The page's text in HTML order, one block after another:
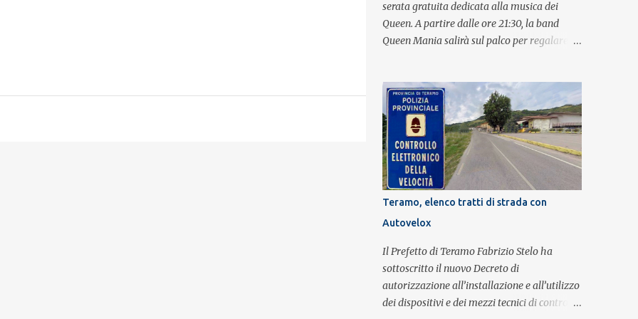
serata gratuita dedicata alla musica dei
Queen. A partire dalle ore 21:30, la band
Queen Mania salirà sul palco per regalare al
britannica. Nati nel 2007 e riconosciuti come
l'omaggio definitivo alla leggenda dei
Queen, i componenti della band portano
avanti con grande successo la passione e
l'energia del celebre gruppo. Lo spettacolo si
inserisce nell'ambito dei festeggiamenti in
onore di Sant'Alfonso, il santo patrono della
città. La formazione sul palco è composta da
Simone Fortuna alla batteria e voce, Fabrizio
Palermo al basso e voce, Tiziano Giampieri
alla chitarra e voce, e Salvo Vinci alla voce.
Salvo Vinci è la voce scelta direttamente da
Brian May e Roger Taylor per il musical We
Teramo, elenco tratti di strada con
Autovelox
Il Prefetto di Teramo Fabrizio Stelo ha
sottoscritto il nuovo Decreto di
autorizzazione all’installazione e all’utilizzo
dei dispositivi e dei mezzi tecnici di controllo